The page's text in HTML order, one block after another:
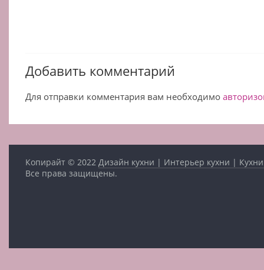
Добавить комментарий
Для отправки комментария вам необходимо
Копирайт © 2022Дизайн кухни | Интерьер кухни |
Все права защищены.